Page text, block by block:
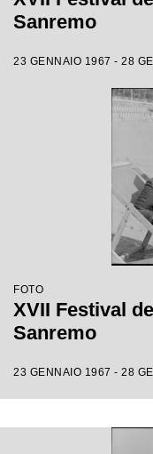
Sanremo
23 GENNAIO 1967 - 28
FOTO
XVII Festival
Sanremo
23 GENNAIO 1967 - 28